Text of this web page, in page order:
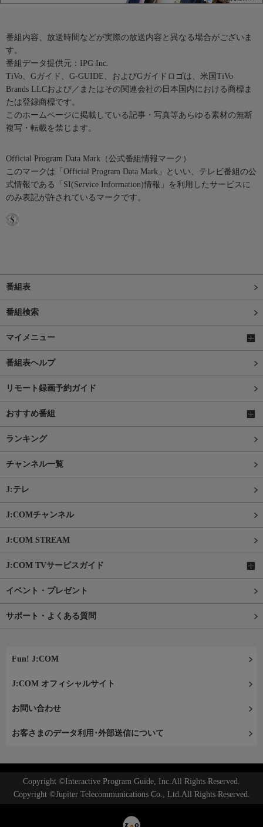
番組内容、放送時間などが実際の放送内容と異なる場合がございま
す。
番組データ提供元：IPG Inc.
TiVo、Gガイド、G-GUIDE、およびGガイドロゴは、米国TiVo
Brands LLCおよび／またはその関連会社の日本国内における商標ま
たは登録商標です。
このホームページに掲載している記事・写真等あらゆる素材の無断
複写・転載を禁じます。
Official Program Data Mark（公式番組情報マーク）
このマークは「Official Program Data Mark」といい、テレビ番組の公
式情報である「SI(Service Information)情報」を利用したサービスに
のみ表記が許されているマークです。
番組表
番組検索
マイメニュー
番組表ヘルプ
リモート録画予約ガイド
おすすめ番組
ランキング
チャンネル一覧
J:テレ
J:COMチャンネル
J:COM STREAM
J:COM TVサービスガイド
イベント・プレゼント
サポート・よくある質問
Fun! J:COM
J:COM オフィシャルサイト
お問い合わせ
お客さまのデータ利用･外部送信について
Copyright ©Interactive Program Guide, Inc.All Rights Reserved.
Copyright ©Jupiter Telecommunications Co., Ltd.All Rights Reserved.